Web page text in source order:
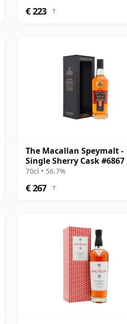
€ 223 ?
The Macallan Speymalt -
Single Sherry Cask #6867
20 jaar oud
70cl • 56.7%
€ 267 ?